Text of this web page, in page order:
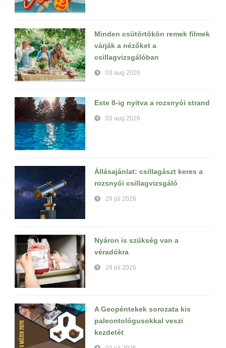
Minden csütörtökön remek filmek
várják a nézőket a
csillagvizsgálóban
03 aug 2026
Este 8-ig nyitva a rozsnyói strand
03 aug 2026
Állásajánlat: csillagászt keres a
rozsnyói csillagvizsgáló
29 júl 2026
Nyáron is szükség van a
véradókra
28 júl 2026
A Geopéntekek sorozata kis
paleontológusokkal veszi
kezdetét